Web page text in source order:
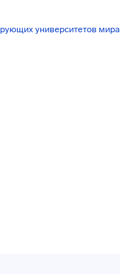
университетов мира